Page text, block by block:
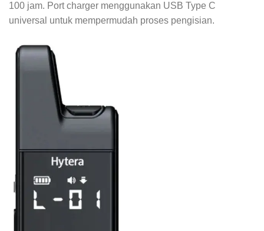
100 jam. Port charger menggunakan USB Type C
universal untuk mempermudah proses pengisian.